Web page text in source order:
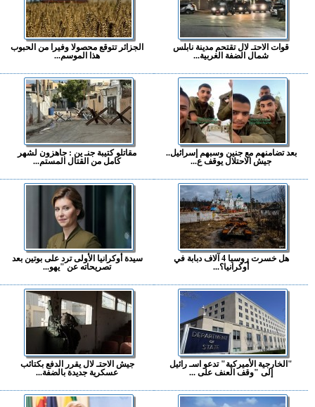
قوات الاحتـ لال تقتحم مدينة نابلس
شمال الضفة الغربية...
الجزائر تتوقع محصولا وفيرا من الحبوب
هذا الموسم...
بعد تضامنهم مع جنين وسبهم إسرائيل..
جيش الاحتلال يوقف ع...
مقاتلو كتيبة جنـ ين : جاهزون لشهر
كامل من القتال المستم...
هل خسرت روسيا 4 آلاف دبابة في
أوكرانيا؟...
سيدة أوكرانيا الأولى ترد على بوتين بعد
تصريحاته عن "يهو...
"الخارجية الأميركية" تدعو اسـ رائيل
إلى "وقف العنف على ...
جيش الاحتـ لال يقرر الدفع بكتائب
عسكرية جديدة بالضفة...